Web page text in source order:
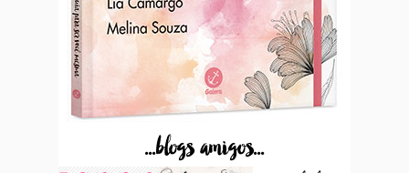
...blogs amigos...